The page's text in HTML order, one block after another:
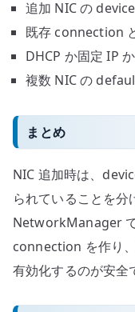
追加 NIC の
既存 connection
DHCP か固定 IP
複数 NIC の
まとめ
NIC 追加時は、
られていることを
NetworkManager
connection を作り
有効化するのが安全